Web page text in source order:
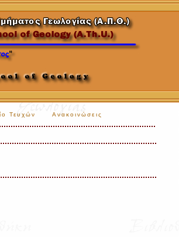
Τευχών Ανακοινώσεις